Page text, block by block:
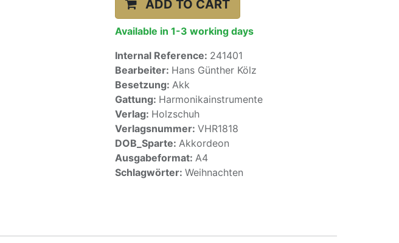
ADD TO CART
Available in 1-3 working days
Internal Reference: 241401
Bearbeiter: Hans Günther Kölz
Besetzung: Akk
Gattung: Harmonikainstrumente
Verlag: Holzschuh
Verlagsnummer: VHR1818
DOB_Sparte: Akkordeon
Ausgabeformat: A4
Schlagwörter: Weihnachten